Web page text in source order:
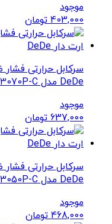
موجود
403,000 تومان
DeDe مدل DTH01-3070P-C
موجود
637,000 تومان
DeDe مدل DTH01-3050P-C
موجود
468,000 تومان